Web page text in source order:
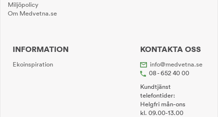
Miljöpolicy
Om Medvetna.se
INFORMATION
Ekoinspiration
KONTAKTA OSS
info@medvetna.se
08 - 652 40 00
Kundtjänst
telefontider:
Helgfri mån-ons
kl. 09.00-13.00